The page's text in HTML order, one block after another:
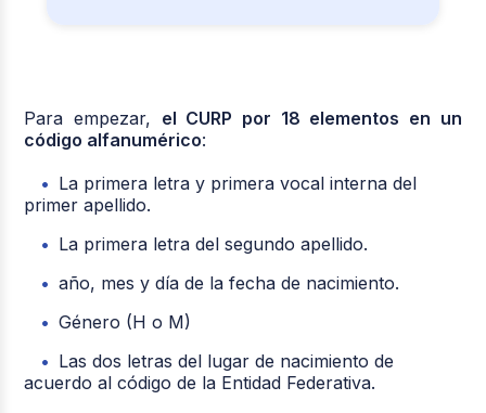
Para empezar, el CURP por 18 elementos en un
código alfanumérico:
La primera letra y primera vocal interna del
primer apellido.
La primera letra del segundo apellido.
año, mes y día de la fecha de nacimiento.
Género (H o M)
Las dos letras del lugar de nacimiento de
acuerdo al código de la Entidad Federativa.